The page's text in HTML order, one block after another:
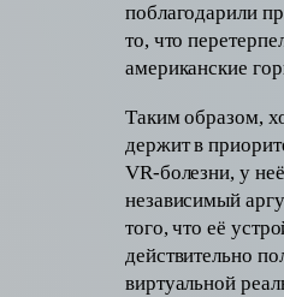
поблагодарили
то, что
американские
Таким образом,
держит в
VR-болезни, у
независимый
того, что её
действительно
виртуальной